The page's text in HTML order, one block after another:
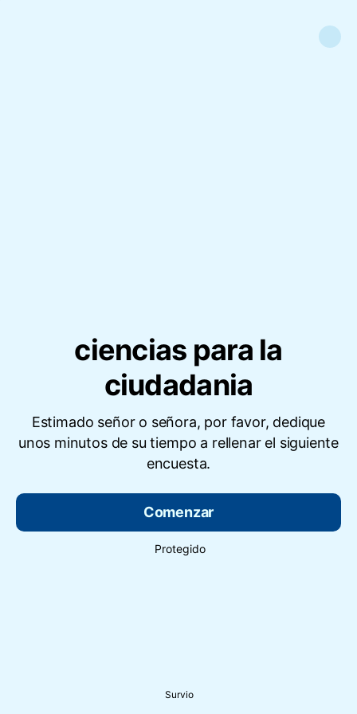
ciencias para la
ciudadania
Estimado señor o señora, por favor, dedique
unos minutos de su tiempo a rellenar el siguiente
encuesta.
Comenzar
Protegido
Survio